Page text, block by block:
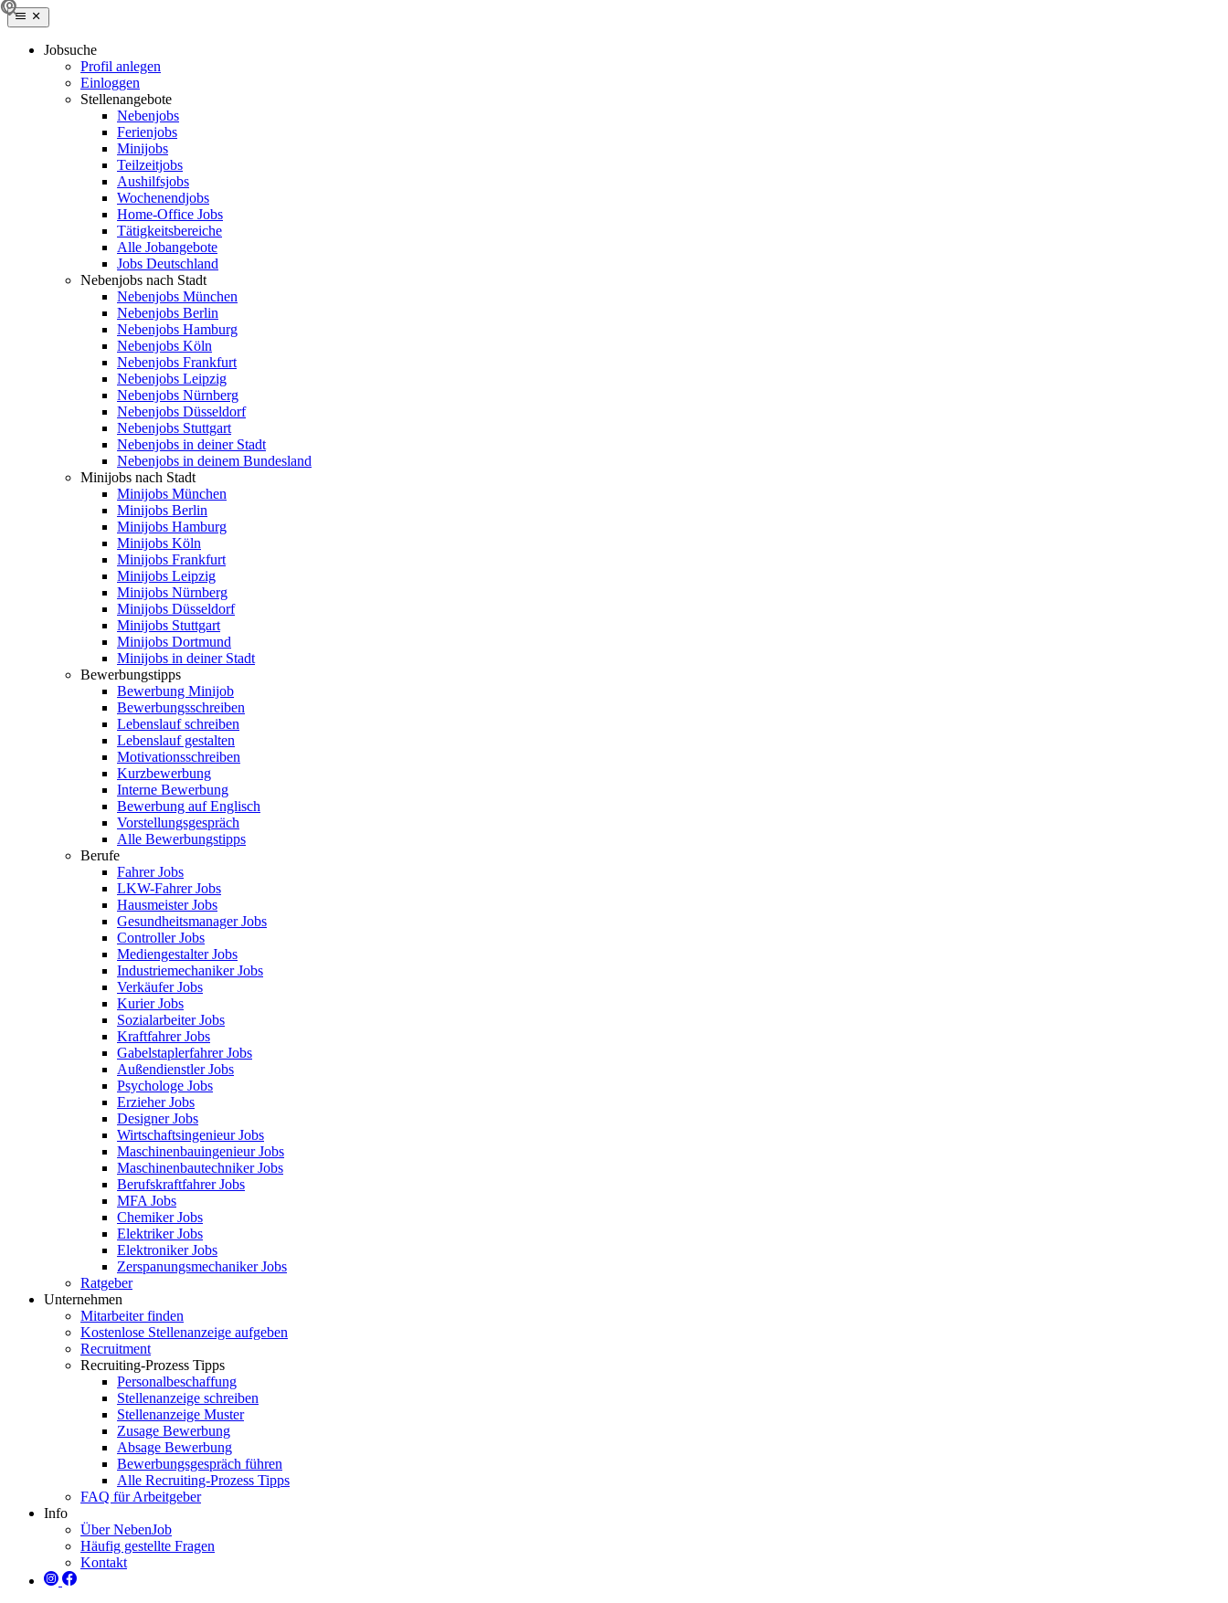
Jobsuche
Profil anlegen
Einloggen
Stellenangebote
Nebenjobs
Ferienjobs
Minijobs
Teilzeitjobs
Aushilfsjobs
Wochenendjobs
Home-Office Jobs
Tätigkeitsbereiche
Alle Jobangebote
Jobs Deutschland
Nebenjobs nach Stadt
Nebenjobs München
Nebenjobs Berlin
Nebenjobs Hamburg
Nebenjobs Köln
Nebenjobs Frankfurt
Nebenjobs Leipzig
Nebenjobs Nürnberg
Nebenjobs Düsseldorf
Nebenjobs Stuttgart
Nebenjobs in deiner Stadt
Nebenjobs in deinem Bundesland
Minijobs nach Stadt
Minijobs München
Minijobs Berlin
Minijobs Hamburg
Minijobs Köln
Minijobs Frankfurt
Minijobs Leipzig
Minijobs Nürnberg
Minijobs Düsseldorf
Minijobs Stuttgart
Minijobs Dortmund
Minijobs in deiner Stadt
Bewerbungstipps
Bewerbung Minijob
Bewerbungsschreiben
Lebenslauf schreiben
Lebenslauf gestalten
Motivationsschreiben
Kurzbewerbung
Interne Bewerbung
Bewerbung auf Englisch
Vorstellungsgespräch
Alle Bewerbungstipps
Berufe
Fahrer Jobs
LKW-Fahrer Jobs
Hausmeister Jobs
Gesundheitsmanager Jobs
Controller Jobs
Mediengestalter Jobs
Industriemechaniker Jobs
Verkäufer Jobs
Kurier Jobs
Sozialarbeiter Jobs
Kraftfahrer Jobs
Gabelstaplerfahrer Jobs
Außendienstler Jobs
Psychologe Jobs
Erzieher Jobs
Designer Jobs
Wirtschaftsingenieur Jobs
Maschinenbauingenieur Jobs
Maschinenbautechniker Jobs
Berufskraftfahrer Jobs
MFA Jobs
Chemiker Jobs
Elektriker Jobs
Elektroniker Jobs
Zerspanungsmechaniker Jobs
Ratgeber
Unternehmen
Mitarbeiter finden
Kostenlose Stellenanzeige aufgeben
Recruitment
Recruiting-Prozess Tipps
Personalbeschaffung
Stellenanzeige schreiben
Stellenanzeige Muster
Zusage Bewerbung
Absage Bewerbung
Bewerbungsgespräch führen
Alle Recruiting-Prozess Tipps
FAQ für Arbeitgeber
Info
Über NebenJob
Häufig gestellte Fragen
Kontakt